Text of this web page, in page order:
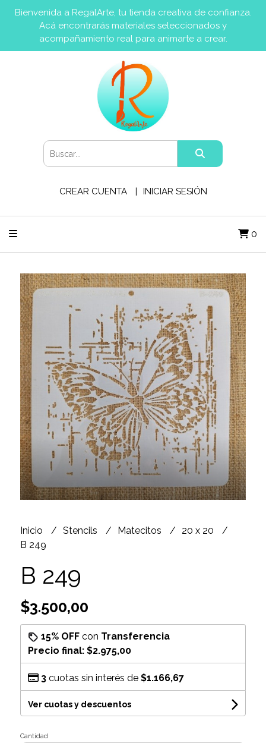
Bienvenida a RegalArte, tu tienda creativa de confianza.
Acá encontrarás materiales seleccionados y
acompañamiento real para animarte a crear.
CREAR CUENTA INICIAR SESIÓN
0
Inicio Stencils Matecitos
20 x 20
B 249
B 249
$3.500,00
15% OFFcon Transferencia
Precio final: $2.975,00
3cuotas sin interés de $1.166,67
Ver cuotas y descuentos
Cantidad